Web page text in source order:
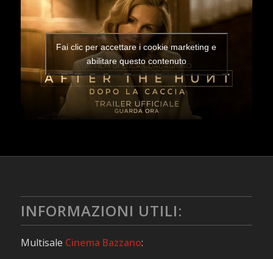
Fai clic per accettare i cookie marketing e
abilitare questo contenuto
INFORMAZIONI UTILI:
Multisale Cinema Bazzano: